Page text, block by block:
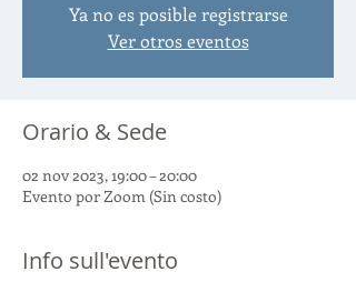
Ya no es posible registrarse
Ver otros eventos
Orario & Sede
02 nov 2023, 19:00 – 20:00
Evento por Zoom (Sin costo)
Info sull'evento